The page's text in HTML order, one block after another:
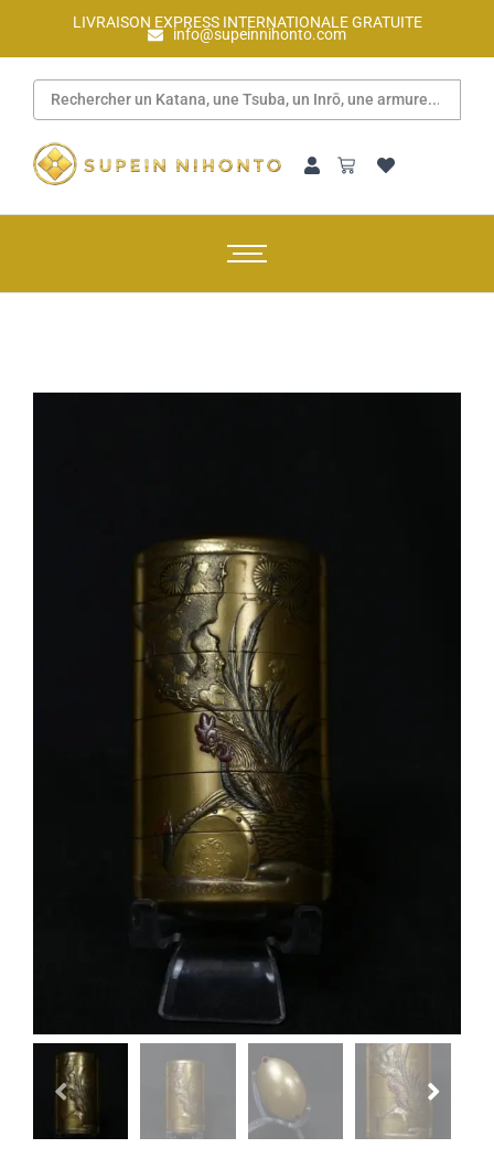
LIVRAISON EXPRESS INTERNATIONALE GRATUITE
info@supeinnihonto.com